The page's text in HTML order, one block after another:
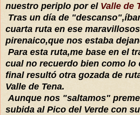
nuestro periplo por el Valle de
Tras un día de
cuarta ruta en ese
pirenaico,que nos estaba
Para esta ruta,me base en el
cual no recuerdo bien como lo
final resultó otra gozada de
Valle de Tena.
Aunque nos "saltamos"
subida al Pico del Verde con